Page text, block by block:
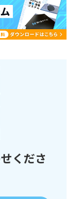
くださ